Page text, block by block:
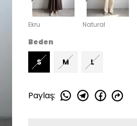
Ekru Natural
Beden
S
M L
Paylaş: